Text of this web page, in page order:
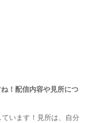
！配信内容や見所につ
います！見所は、自分